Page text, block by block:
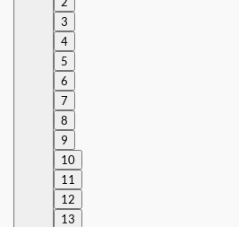
3
4
5
6
7
8
9
10
11
12
13